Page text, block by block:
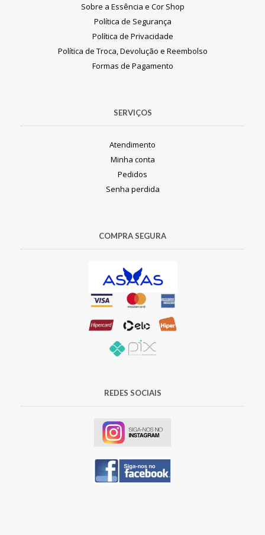
Sobre a Essência e Cor Shop
Política de Segurança
Política de Privacidade
Política de Troca, Devolução e Reembolso
Formas de Pagamento
SERVIÇOS
Atendimento
Minha conta
Pedidos
Senha perdida
COMPRA SEGURA
REDES SOCIAIS